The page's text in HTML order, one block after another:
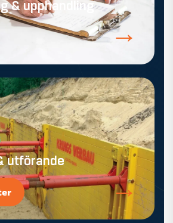
& upphandling
→
utförande
→